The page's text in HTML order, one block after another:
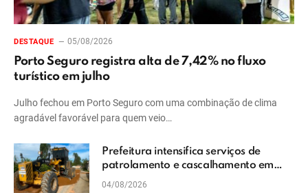
DESTAQUE 05/08/2026
Porto Seguro registra alta de 7,42% no fluxo
turístico em julho
Julho fechou em Porto Seguro com uma combinação de clima
agradável favorável para quem veio…
Prefeitura intensifica serviços de
patrolamento e cascalhamento em
Vera Cruz
04/08/2026